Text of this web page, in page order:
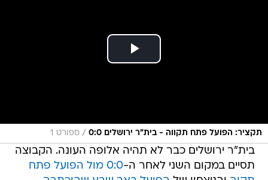
תקציר: הפועל פתח תקווה - בית"ר ירושלים 0:0 / ספורט 1
בית"ר ירושלים כבר לא תהיה אלופה העונה. הקבוצה
תסיים במקום השני לאחר ה-
0:0 מול הפועל פתח